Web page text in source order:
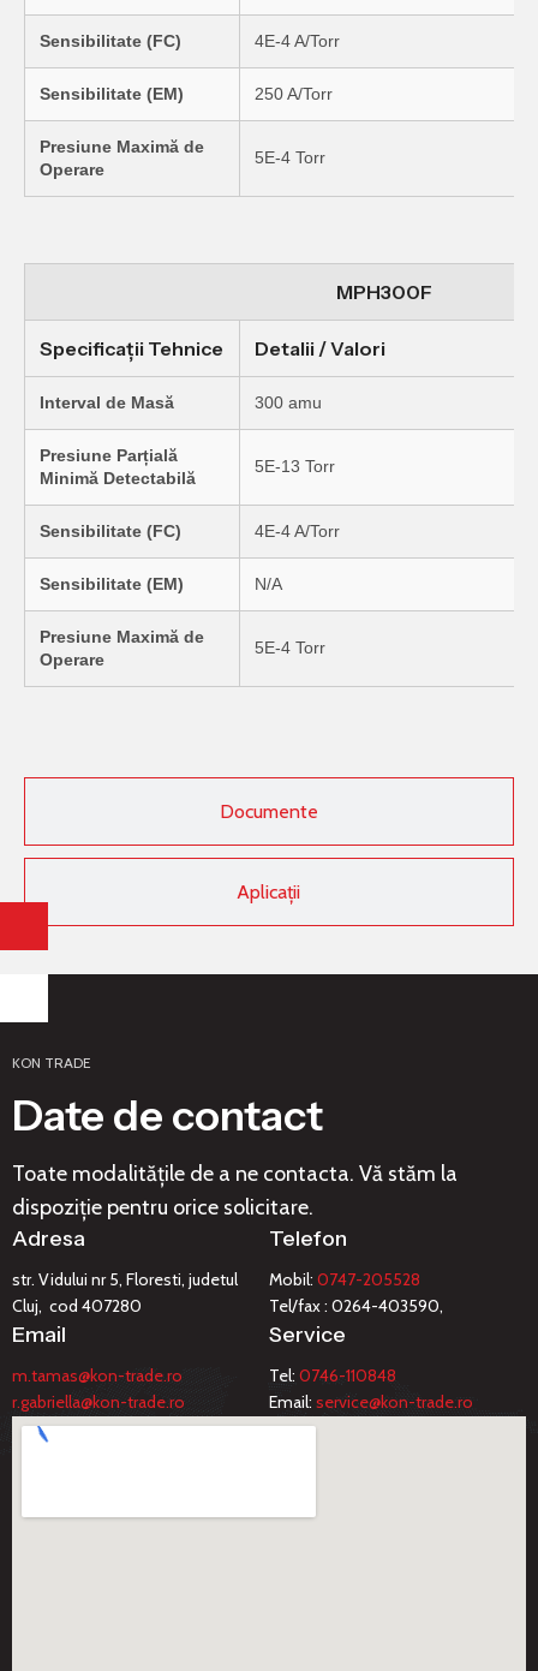
Documente
Aplicații
Sensibilitate (FC) 4E-4 A/Torr
Sensibilitate (EM) 250 A/Torr
Presiune Maximă de
Operare
5E-4 Torr
MPH300F
Specificații Tehnice Detalii / Valori
Interval de Masă 300 amu
Presiune Parțială
Minimă Detectabilă
5E-13 Torr
Sensibilitate (FC) 4E-4 A/Torr
Sensibilitate (EM) N/A
Presiune Maximă de
Operare
5E-4 Torr
KON TRADE
Date de contact
Toate modalitățile de a ne contacta. Vă stăm la
dispoziție pentru orice solicitare.
Adresa
str. Vidului nr 5, Floresti, judetul
Cluj, cod 407280
Telefon
Mobil: 0747-205528
Tel/fax : 0264-403590,
Email
m.tamas@kon-trade.ro
r.gabriella@kon-trade.ro
Service
Tel: 0746-110848
Email: service@kon-trade.ro